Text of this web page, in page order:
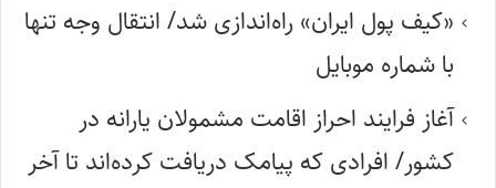
«کیف پول ایران» راه‌اندازی شد/ انتقال وجه تنها
با شماره موبایل
آغاز فرایند احراز اقامت مشمولان یارانه در
کشور/ افرادی که پیامک دریافت کرده‌اند تا آخر